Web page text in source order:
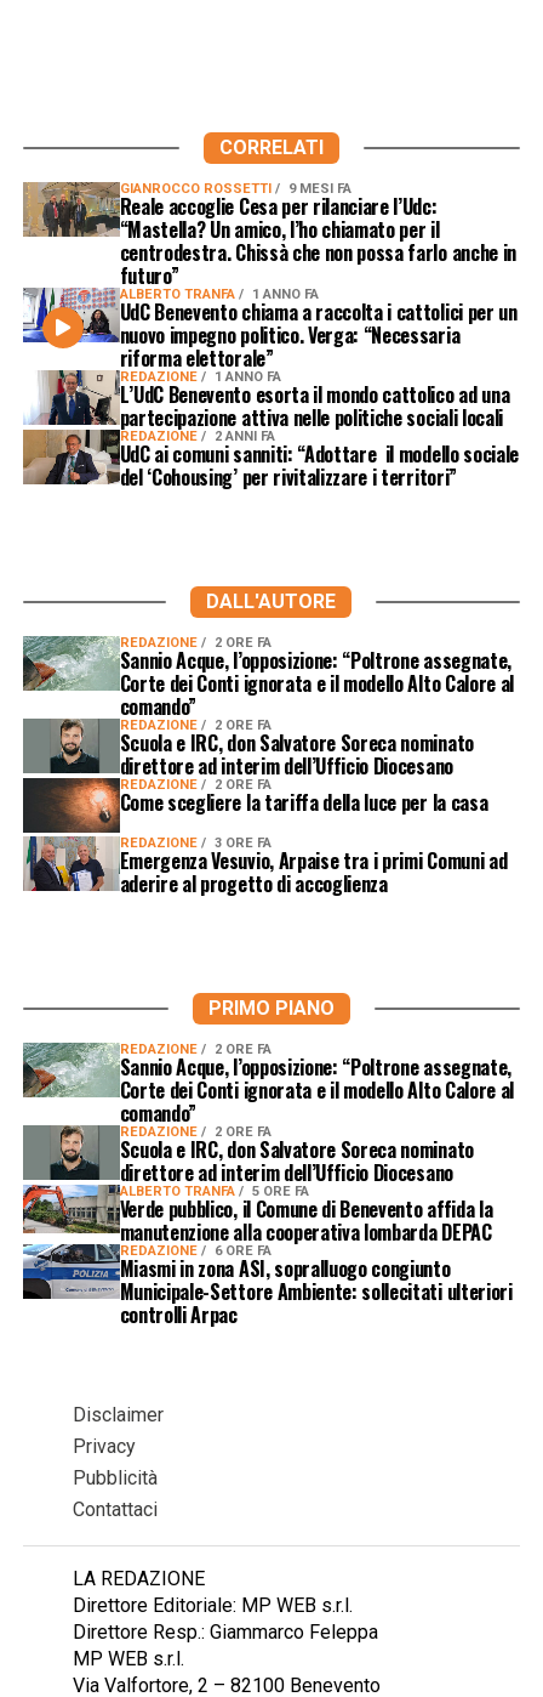
CORRELATI
GIANROCCO ROSSETTI 9 MESI FA
Reale accoglie Cesa per rilanciare l’Udc:
“Mastella? Un amico, l’ho chiamato per il
centrodestra. Chissà che non possa farlo anche in
futuro”
ALBERTO TRANFA 1 ANNO FA
UdC Benevento chiama a raccolta i cattolici per un
nuovo impegno politico. Verga: “Necessaria
riforma elettorale”
REDAZIONE 1 ANNO FA
L’UdC Benevento esorta il mondo cattolico ad una
partecipazione attiva nelle politiche sociali locali
REDAZIONE 2 ANNI FA
UdC ai comuni sanniti: “Adottare il modello sociale
del ‘Cohousing’ per rivitalizzare i territori”
DALL'AUTORE
REDAZIONE 2 ORE FA
Sannio Acque, l’opposizione: “Poltrone assegnate,
Corte dei Conti ignorata e il modello Alto Calore al
comando”
REDAZIONE 2 ORE FA
Scuola e IRC, don Salvatore Soreca nominato
direttore ad interim dell’Ufficio Diocesano
REDAZIONE 2 ORE FA
Come scegliere la tariffa della luce per la casa
REDAZIONE 3 ORE FA
Emergenza Vesuvio, Arpaise tra i primi Comuni ad
aderire al progetto di accoglienza
PRIMO PIANO
REDAZIONE 2 ORE FA
Sannio Acque, l’opposizione: “Poltrone assegnate,
Corte dei Conti ignorata e il modello Alto Calore al
comando”
REDAZIONE 2 ORE FA
Scuola e IRC, don Salvatore Soreca nominato
direttore ad interim dell’Ufficio Diocesano
ALBERTO TRANFA 5 ORE FA
Verde pubblico, il Comune di Benevento affida la
manutenzione alla cooperativa lombarda DEPAC
REDAZIONE 6 ORE FA
Miasmi in zona ASI, sopralluogo congiunto
Municipale-Settore Ambiente: sollecitati ulteriori
controlli Arpac
Disclaimer
Privacy
Pubblicità
Contattaci
LA REDAZIONE
Direttore Editoriale: MP WEB s.r.l.
Direttore Resp.: Giammarco Feleppa
MP WEB s.r.l.
Via Valfortore, 2 – 82100 Benevento